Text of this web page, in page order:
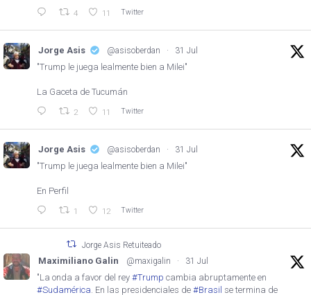
4 11 Twitter
Jorge Asis @asisoberdan · 31 Jul
"Trump le juega lealmente bien a Milei"
La Gaceta de Tucumán
2 11 Twitter
Jorge Asis @asisoberdan · 31 Jul
"Trump le juega lealmente bien a Milei"
En Perfil
1 12 Twitter
Jorge Asis Retuiteado
Maximiliano Galin @maxigalin · 31 Jul
"La onda a favor del rey #Trump cambia abruptamente en
#Sudamérica . En las presidenciales de #Brasil se termina de